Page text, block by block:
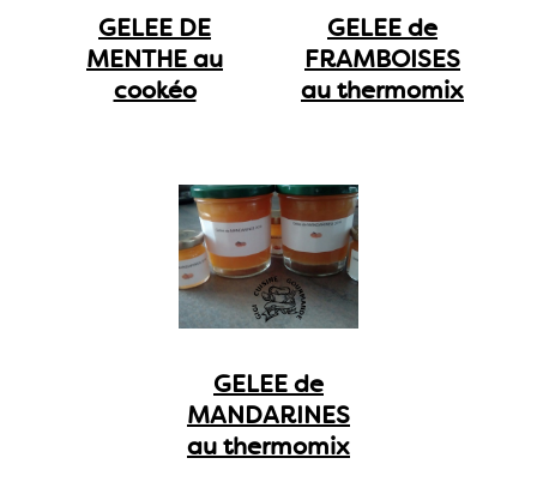
GELEE DE
MENTHE au
cookéo
GELEE de
FRAMBOISES
au thermomix
GELEE de
MANDARINES
au thermomix